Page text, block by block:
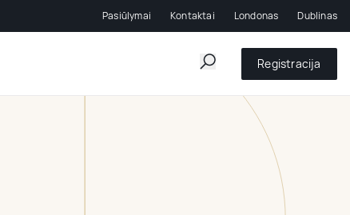
Pasiūlymai Kontaktai Londonas Dublinas
Registracija